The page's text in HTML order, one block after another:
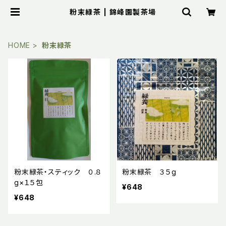
粉末緑茶 | 錦峰園製茶場
HOME 粉末緑茶
粉末緑茶・スティック ０.８
g×１５包
¥648
粉末緑茶 ３５g
¥648